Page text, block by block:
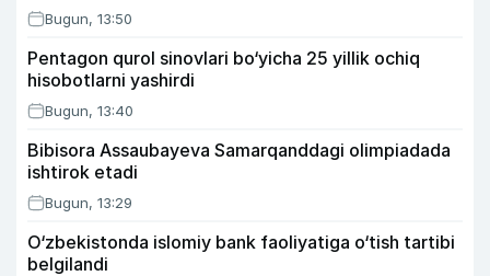
Bugun, 13:50
Pentagon qurol sinovlari bo‘yicha 25 yillik ochiq
hisobotlarni yashirdi
Bugun, 13:40
Bibisora Assaubayeva Samarqanddagi olimpiadada
ishtirok etadi
Bugun, 13:29
O‘zbekistonda islomiy bank faoliyatiga o‘tish tartibi
belgilandi